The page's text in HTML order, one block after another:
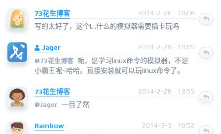
73花生博客 2014-2-28 · 10:06
写的太好了，这个L..什么的模拟器需要插卡玩吗
Jager
2014-2-28 · 10:09
@73花生博客 呃，是学习linux命令的模拟器，不是
小霸王呢~哈哈。直接安装就可以玩linux命令了。
73花生博客
2014-2-28 · 13:55
@Jager 一目了然
Rainbow 2014-3-3 · 10:52